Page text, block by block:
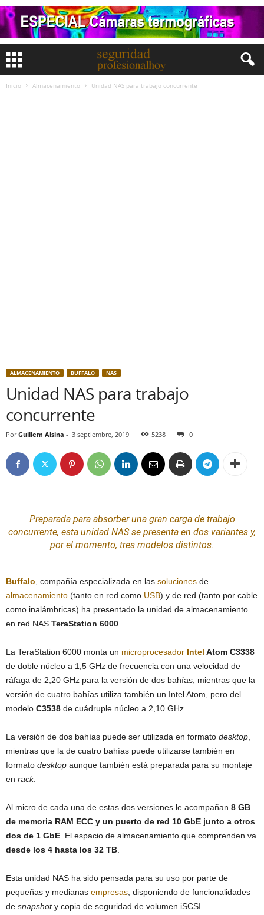
Inicio Almacenamiento Unidad NAS para trabajo concurrente
ALMACENAMIENTO BUFFALO NAS
Unidad NAS para trabajo
concurrente
Por Guillem Alsina - 3 septiembre, 2019 5238 0
Preparada para absorber una gran carga de trabajo
concurrente, esta unidad NASse presenta en dos variantes y,
por el momento, tres modelos distintos.
Buffalo , compañía especializada en las soluciones de
almacenamiento (tanto en red como USB) y de red (tanto por cable
como inalámbricas) ha presentado la unidad de almacenamiento
en red NAS TeraStation 6000
La TeraStation 6000 monta un microprocesador Intel Atom C3338
de doble núcleo a 1,5 GHz de frecuencia con una velocidad de
ráfaga de 2,20 GHz para la versión de dos bahías, mientras que la
versión de cuatro bahías utiliza también un Intel Atom, pero del
modelo C3538 de cuádruple núcleo a 2,10 GHz.
La versión de dos bahías puede ser utilizada en formato desktop
mientras que la de cuatro bahías puede utilizarse también en
formato desktop aunque también está preparada para su montaje
en rack.
Al micro de cada una de estas dos versiones le acompañan 8 GB
de memoria RAM ECC y un puerto de red 10 GbE junto a otros
dos de 1 GbE . El espacio de almacenamiento que comprenden va
desde los 4 hasta los 32 TB
Esta unidad NAS ha sido pensada para su uso por parte de
pequeñas y medianas empresas , disponiendo de funcionalidades
de snapshoty copia de seguridad de volumen iSCSI.